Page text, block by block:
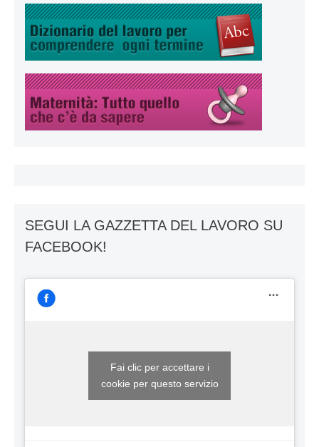
SEGUI LA GAZZETTA DEL LAVORO SU
FACEBOOK!
Fai clic per accettare i
cookie per questo servizio